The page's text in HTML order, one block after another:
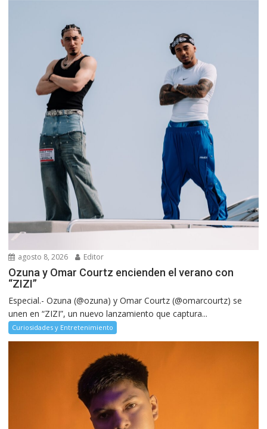
agosto 8, 2026 Editor
Ozuna y Omar Courtz encienden el verano con
“ZIZI”
Especial.- Ozuna (@ozuna) y Omar Courtz (@omarcourtz) se
unen en “ZIZI”, un nuevo lanzamiento que captura...
Curiosidades y Entretenimiento